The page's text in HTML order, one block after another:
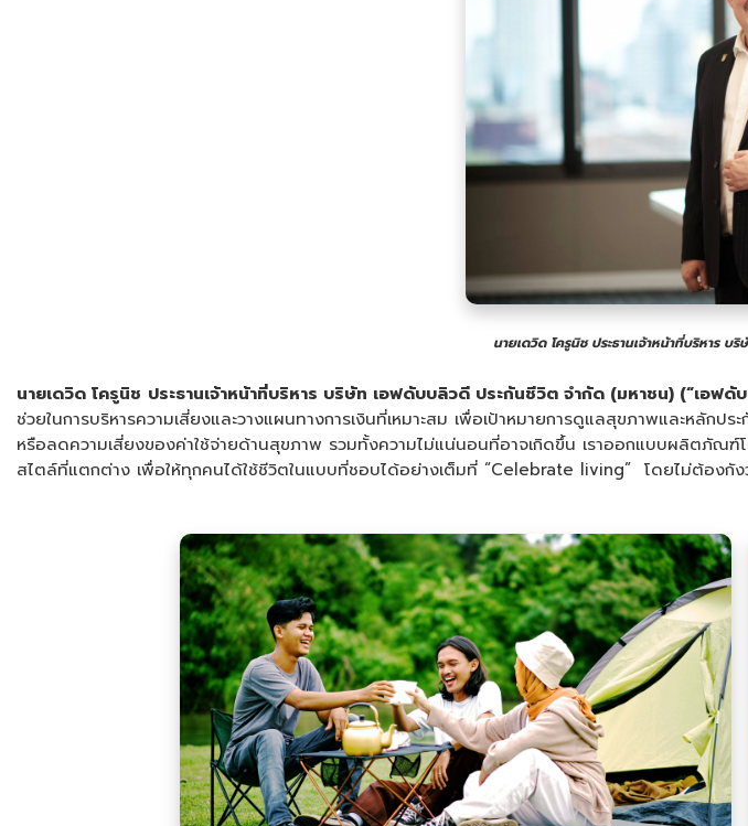
นายเดวิด โครูนิช ประธานเจ้าหน้าที่บริหาร
นายเดวิด โครูนิช ประธานเจ้าหน้าที่บริหาร บริษัท เอฟดับบลิวดี ประกันชีวิต จำกัด (มหาชน) (“เอฟดั
ช่วยในการบริหารความเสี่ยงและวางแผนทางการเงินที่เหมาะสม เพื่อเป้าหมายการดูแลสุขภาพและหลั
หรือลดความเสี่ยงของค่าใช้จ่ายด้านสุขภาพ รวมทั้งความไม่แน่นอนที่อาจเกิดขึ้น เราออกแบบผลิตภั
สไตล์ที่แตกต่าง เพื่อให้ทุกคนได้ใช้ชีวิตในแบบที่ชอบได้อย่างเต็มที่ “Celebrate living” โดยไม่ต้องกั